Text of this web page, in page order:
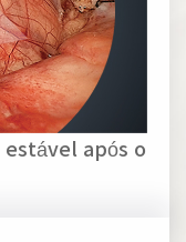
após o